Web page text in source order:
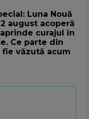
Luna Nouă
august acoperă
curajul în
Ce parte din
văzută acum